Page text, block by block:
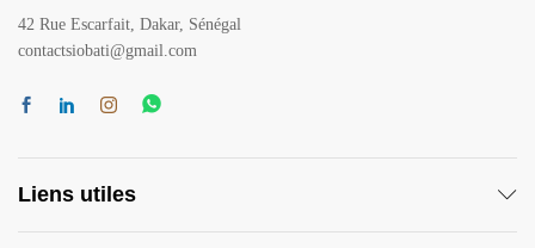
42 Rue Escarfait, Dakar, Sénégal
contactsiobati@gmail.com
Liens utiles